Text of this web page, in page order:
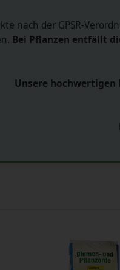
nach der GPSR-
Bei Pflanzen entfällt
Unsere